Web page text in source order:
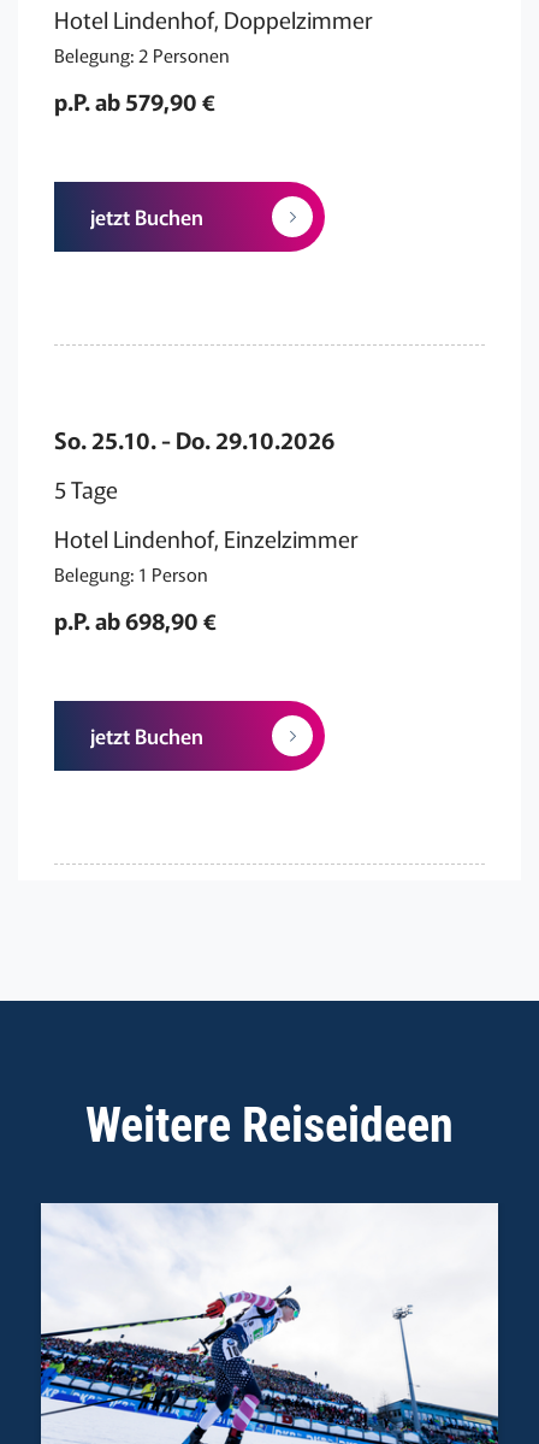
Hotel Lindenhof, Doppelzimmer
Belegung: 2 Personen
p.P. ab 579,90 €
jetzt Buchen
So. 25.10. - Do. 29.10.2026
5 Tage
Hotel Lindenhof, Einzelzimmer
Belegung: 1 Person
p.P. ab 698,90 €
jetzt Buchen
Weitere Reiseideen